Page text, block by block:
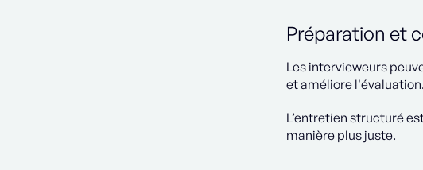
Préparation et
Les intervieweurs
et améliore l'évaluation.
L’entretien structuré
manière plus juste.